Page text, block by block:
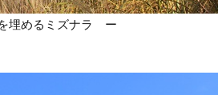
埋めるミズナラ ー